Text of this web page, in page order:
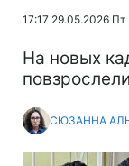
17:17 29.05.2026 Пт
На новых
СЮЗАННА